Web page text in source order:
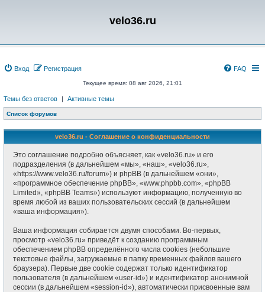
velo36.ru
Вход Регистрация FAQ
Текущее время: 08 авг 2026, 21:01
Темы без ответов | Активные темы
Список форумов
velo36.ru - Соглашение о конфиденциальности
Это соглашение подробно объясняет, как «velo36.ru» и его
подразделения (в дальнейшем «мы», «наш», «velo36.ru»,
«https://www.velo36.ru/forum») и phpBB (в дальнейшем «они»,
«программное обеспечение phpBB», «www.phpbb.com», «phpBB
Limited», «phpBB Teams») используют информацию, полученную во
время любой из ваших пользовательских сессий (в дальнейшем
«ваша информация»).
Ваша информация собирается двумя способами. Во-первых,
просмотр «velo36.ru» приведёт к созданию программным
обеспечением phpBB определённого числа cookies (небольшие
текстовые файлы, загружаемые в папку временных файлов вашего
браузера). Первые две cookie содержат только идентификатор
пользователя (в дальнейшем «user-id») и идентификатор анонимной
сессии (в дальнейшем «session-id»), автоматически присвоенные вам